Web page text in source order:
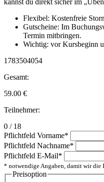
kannst du direkt sicher im
Flexibel: Kostenfreie
Gutscheine: Im
Termin mitbringen.
Wichtig: vor Kursbeginn
1783504054
Gesamt:
59.00 €
Teilnehmer:
0 / 18
Pflichtfeld Vorname*
Pflichtfeld Nachname*
Pflichtfeld E-Mail*
* notwendige Angaben, damit wir
Preisoption